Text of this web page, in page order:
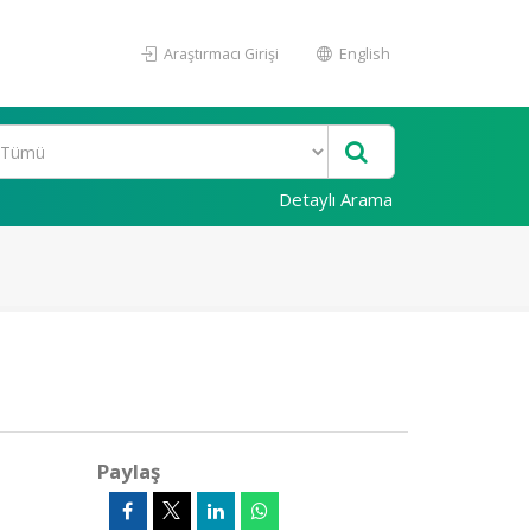
Araştırmacı Girişi English
Detaylı Arama
Paylaş